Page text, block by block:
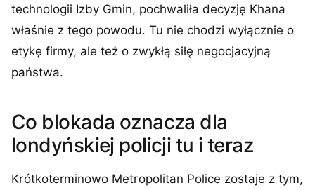
technologii Izby Gmin, pochwaliła decyzję Khana
właśnie z tego powodu. Tu nie chodzi wyłącznie o
etykę firmy, ale też o zwykłą siłę negocjacyjną
państwa.
Co blokada oznacza dla
londyńskiej policji tu i teraz
Krótkoterminowo Metropolitan Police zostaje z tym,